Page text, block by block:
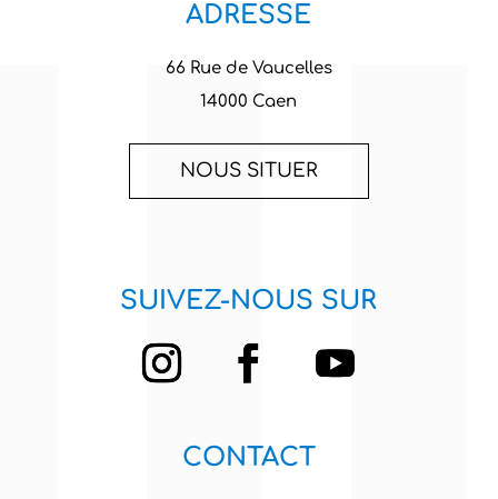
ADRESSE
66 Rue de Vaucelles
14000 Caen
NOUS SITUER
SUIVEZ-NOUS SUR
CONTACT